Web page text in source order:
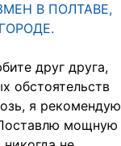
В ПОЛТАВЕ,
друг друга,
обстоятельств
я рекомендую
мощную